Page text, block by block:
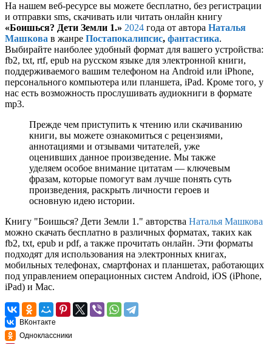
На нашем веб-ресурсе вы можете бесплатно, без регистрации
и отправки sms, скачивать или читать онлайн книгу
«Боишься? Дети Земли 1.» 2024 года от автора Наталья
Машкова в жанре Постапокалипсис, фантастика.
Выбирайте наиболее удобный формат для вашего устройства:
fb2, txt, rtf, epub на русском языке для электронной книги,
поддерживаемого вашим телефоном на Android или iPhone,
персонального компьютера или планшета, iPad. Кроме того, у
нас есть возможность прослушивать аудиокниги в формате
mp3.
Прежде чем приступить к чтению или скачиванию
книги, вы можете ознакомиться с рецензиями,
аннотациями и отзывами читателей, уже
оценивших данное произведение. Мы также
уделяем особое внимание цитатам — ключевым
фразам, которые помогут вам лучше понять суть
произведения, раскрыть личности героев и
основную идею истории.
Книгу "Боишься? Дети Земли 1." авторства Наталья Машкова
можно скачать бесплатно в различных форматах, таких как
fb2, txt, epub и pdf, а также прочитать онлайн. Эти форматы
подходят для использования на электронных книгах,
мобильных телефонах, смартфонах и планшетах, работающих
под управлением операционных систем Android, iOS (iPhone,
iPad) и Mac.
ВКонтакте
Одноклассники